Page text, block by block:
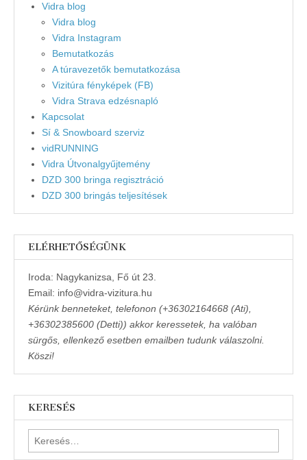
Vidra blog
Vidra blog
Vidra Instagram
Bemutatkozás
A túravezetők bemutatkozása
Vizitúra fényképek (FB)
Vidra Strava edzésnapló
Kapcsolat
Sí & Snowboard szerviz
vidRUNNING
Vidra Útvonalgyűjtemény
DZD 300 bringa regisztráció
DZD 300 bringás teljesítések
ELÉRHETŐSÉGÜNK
Iroda: Nagykanizsa, Fő út 23.
Email: info@vidra-vizitura.hu
Kérünk benneteket, telefonon (+36302164668 (Ati),
+36302385600 (Detti)) akkor keressetek, ha valóban
sürgős, ellenkező esetben emailben tudunk válaszolni.
Köszi!
KERESÉS
Keresés: